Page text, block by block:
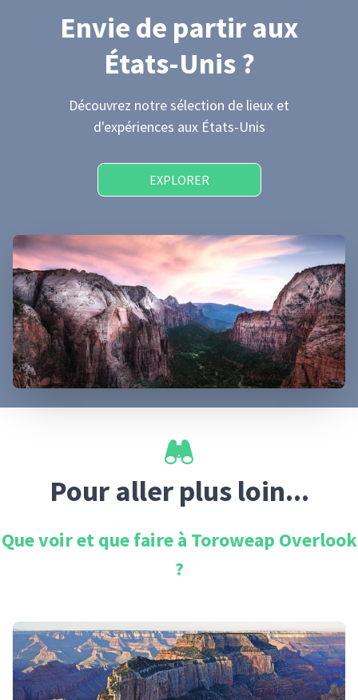
Envie de partir aux
États-Unis?
Découvrez notre sélection de lieux et
d'expériences aux États-Unis
EXPLORER
Pour aller plus loin...
Que voir et que faire à Toroweap Overlook
?